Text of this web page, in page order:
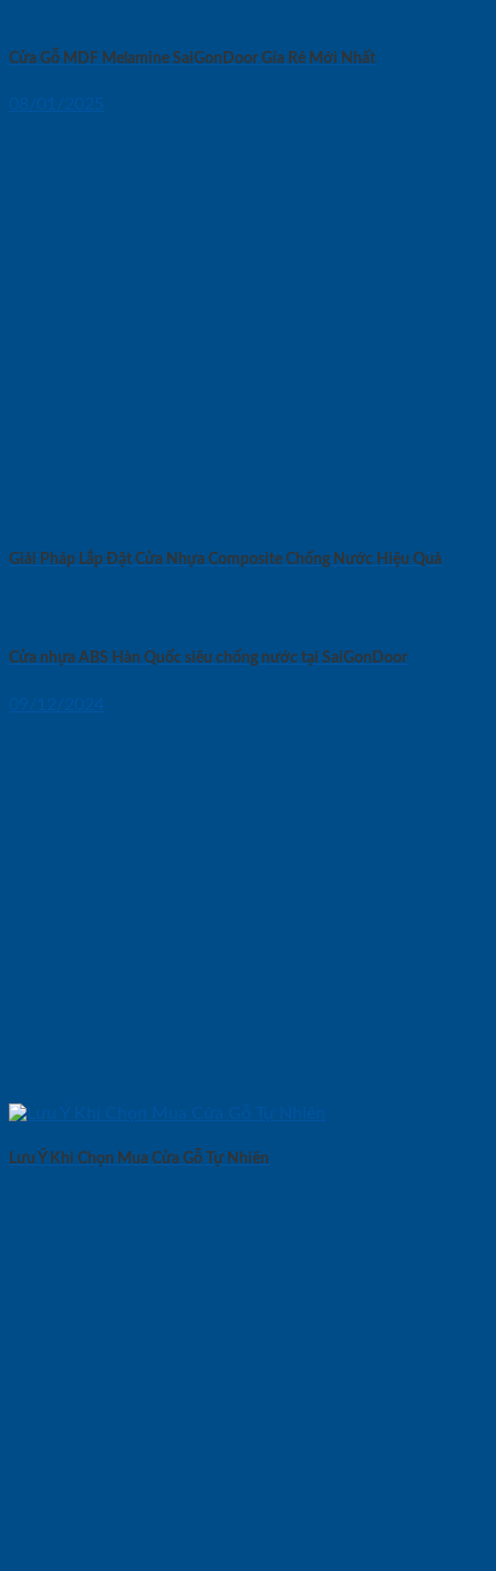
Cửa Gỗ MDF Melamine SaiGonDoor Gía Rẻ Mới Nhất
08/01/2025
Giải Pháp Lắp Đặt Cửa Nhựa Composite Chống Nước Hiệu Quả
Cửa nhựa ABS Hàn Quốc siêu chống nước tại SaiGonDoor
09/12/2024
Lưu Ý Khi Chọn Mua Cửa Gỗ Tự Nhiên